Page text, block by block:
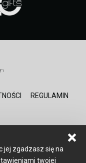
REGULAMIN
jej zgadzasz się na
twojej